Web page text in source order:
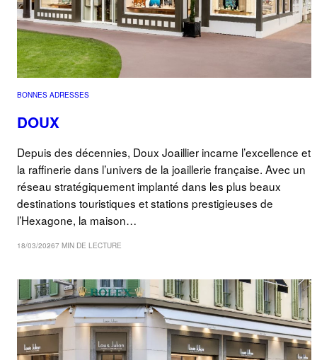
BONNES ADRESSES
DOUX
Depuis des décennies, Doux Joaillier incarne l’excellence et
la raffinerie dans l’univers de la joaillerie française. Avec un
réseau stratégiquement implanté dans les plus beaux
destinations touristiques et stations prestigieuses de
l’Hexagone, la maison…
18/03/20267 MIN DE LECTURE